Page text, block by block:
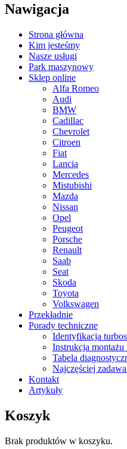
Nawigacja
Strona główna
Kim jesteśmy
Nasze usługi
Park maszynowy
Sklep online
Alfa Romeo
Audi
BMW
Cadillac
Chevrolet
Citroen
Fiat
Lancia
Mercedes
Mistubishi
Mazda
Nissan
Opel
Peugeot
Porsche
Renault
Saab
Seat
Skoda
Toyota
Volkswagen
Przekładnie
Porady techniczne
Identyfikacja
Instrukcja montażu
Tabela
Najczęściej
Kontakt
Artykuły
Koszyk
Brak produktów w koszyku.